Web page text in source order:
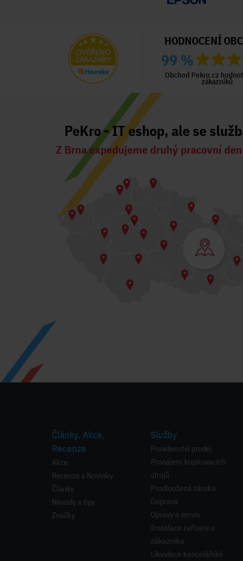
HODNOCENÍ
99 %
Obchod Pekro.cz
zákazníků
Ověřený zákazník
Před 4 dny
Ověřený zákazník
Před 4 dny
PeKro - IT eshop, ale se
Z Brna expedujeme druhý pracovní
Články, Akce,
Recenze
Akce
Recenze a Novinky
Články
Návody a tipy
Značky
Služby
Poradenství prodej
Pronájem kopírovacích
strojů
Prodloužená záruka
Doprava
Opravy a servis
Instalace zařízení u
zákazníka
Likvidace kancelářské